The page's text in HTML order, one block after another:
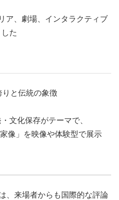
ア、劇場、インタラクティブ
た
と伝統の象徴
文化保存がテーマで、
像」を映像や体験型で展示
、来場者からも国際的な評論